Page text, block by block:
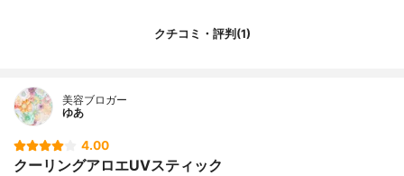
クチコミ・評判(1)
美容ブロガー
ゆあ
4.00
クーリングアロエUVスティック